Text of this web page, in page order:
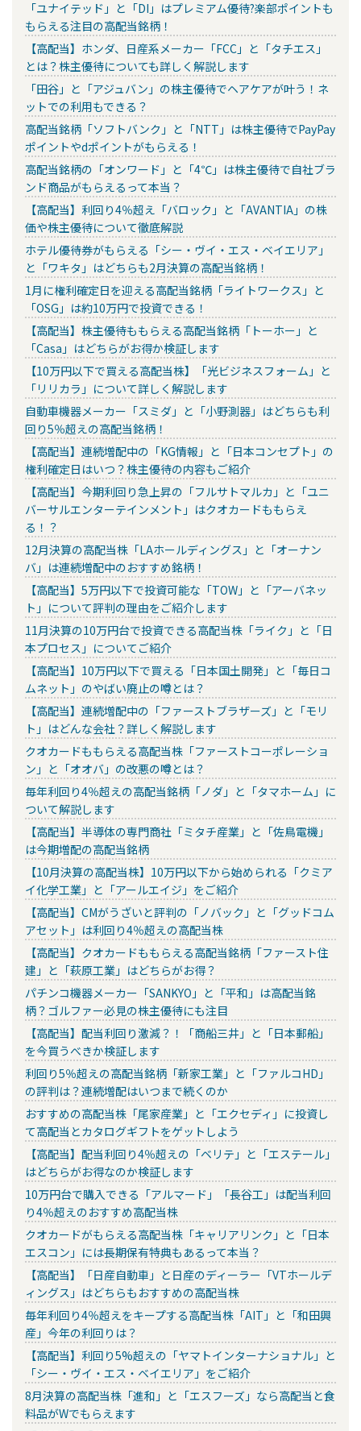
「ユナイテッド」と「DI」はプレミアム優待?楽部ポイントも
もらえる注目の高配当銘柄！
【高配当】ホンダ、日産系メーカー「FCC」と「タチエス」
とは？株主優待についても詳しく解説します
「田谷」と「アジュバン」の株主優待でヘアケアが叶う！ネ
ットでの利用もできる？
高配当銘柄「ソフトバンク」と「NTT」は株主優待でPayPay
ポイントやdポイントがもらえる！
高配当銘柄の「オンワード」と「4℃」は株主優待で自社ブラ
ンド商品がもらえるって本当？
【高配当】利回り4％超え「バロック」と「AVANTIA」の株
価や株主優待について徹底解説
ホテル優待券がもらえる「シー・ヴイ・エス・ベイエリア」
と「ワキタ」はどちらも2月決算の高配当銘柄！
1月に権利確定日を迎える高配当銘柄「ライトワークス」と
「OSG」は約10万円で投資できる！
【高配当】株主優待ももらえる高配当銘柄「トーホー」と
「Casa」はどちらがお得か検証します
【10万円以下で買える高配当株】「光ビジネスフォーム」と
「リリカラ」について詳しく解説します
自動車機器メーカー「スミダ」と「小野測器」はどちらも利
回り5％超えの高配当銘柄！
【高配当】連続増配中の「KG情報」と「日本コンセプト」の
権利確定日はいつ？株主優待の内容もご紹介
【高配当】今期利回り急上昇の「フルサトマルカ」と「ユニ
バーサルエンターテインメント」はクオカードももらえ
る！？
12月決算の高配当株「LAホールディングス」と「オーナン
バ」は連続増配中のおすすめ銘柄！
【高配当】5万円以下で投資可能な「TOW」と「アーバネッ
ト」について評判の理由をご紹介します
11月決算の10万円台で投資できる高配当株「ライク」と「日
本プロセス」についてご紹介
【高配当】10万円以下で買える「日本国土開発」と「毎日コ
ムネット」のやばい廃止の噂とは？
【高配当】連続増配中の「ファーストブラザーズ」と「モリ
ト」はどんな会社？詳しく解説します
クオカードももらえる高配当株「ファーストコーポレーショ
ン」と「オオバ」の改悪の噂とは？
毎年利回り4％超えの高配当銘柄「ノダ」と「タマホーム」に
ついて解説します
【高配当】半導体の専門商社「ミタチ産業」と「佐鳥電機」
は今期増配の高配当銘柄
【10月決算の高配当株】10万円以下から始められる「クミア
イ化学工業」と「アールエイジ」をご紹介
【高配当】CMがうざいと評判の「ノバック」と「グッドコム
アセット」は利回り4％超えの高配当株
【高配当】クオカードももらえる高配当銘柄「ファースト住
建」と「萩原工業」はどちらがお得？
パチンコ機器メーカー「SANKYO」と「平和」は高配当銘
柄？ゴルファー必見の株主優待にも注目
【高配当】配当利回り激減？！「商船三井」と「日本郵船」
を今買うべきか検証します
利回り5％超えの高配当銘柄「新家工業」と「ファルコHD」
の評判は？連続増配はいつまで続くのか
おすすめの高配当株「尾家産業」と「エクセディ」に投資し
て高配当とカタログギフトをゲットしよう
【高配当】配当利回り4％超えの「ベリテ」と「エステール」
はどちらがお得なのか検証します
10万円台で購入できる「アルマード」「長谷工」は配当利回
り4％超えのおすすめ高配当株
クオカードがもらえる高配当株「キャリアリンク」と「日本
エスコン」には長期保有特典もあるって本当？
【高配当】「日産自動車」と日産のディーラー「VTホールデ
ィングス」はどちらもおすすめの高配当株
毎年利回り4％超えをキープする高配当株「AIT」と「和田興
産」今年の利回りは？
【高配当】利回り5%超えの「ヤマトインターナショナル」と
「シー・ヴイ・エス・ベイエリア」をご紹介
8月決算の高配当株「進和」と「エスフーズ」なら高配当と食
料品がWでもらえます